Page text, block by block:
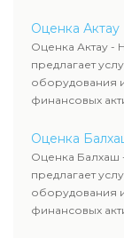
оценка
определяют
рассчитывают
требованиям
сделок,
Оценка Актау
Оценка Актау -
предлагает
оборудования
финансовых
оценка
определяют
рассчитывают
требованиям
сделок,
Оценка
Оценка Балхаш
предлагает
оборудования
финансовых
оценка